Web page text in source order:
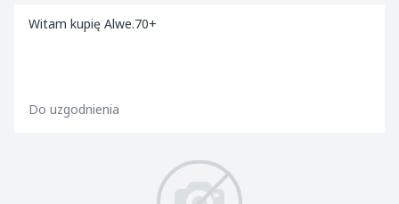
Witam kupię Alwe.70+
Do uzgodnienia